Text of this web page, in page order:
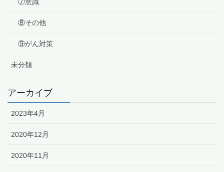
⑦意識
⑧その他
⑨がん対策
未分類
アーカイブ
2023年4月
2020年12月
2020年11月